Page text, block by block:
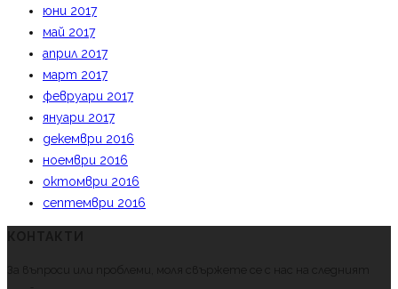
юни 2017
май 2017
април 2017
март 2017
февруари 2017
януари 2017
декември 2016
ноември 2016
октомври 2016
септември 2016
За въпроси или проблеми, моля свържете се с нас на следният